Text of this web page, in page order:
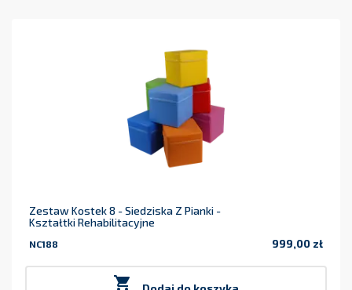
Zestaw Kostek 8 - Siedziska Z Pianki -
Kształtki Rehabilitacyjne
NC188 999,00 zł
